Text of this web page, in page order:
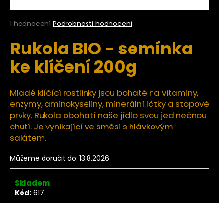
Průměrné
produktu
je
5,0
hvězdiček.
1 hodnocení Podrobnosti hodnocení
Rukola BIO - semínka
ke klíčení 200g
Mladé klíčící rostlinky jsou bohaté na vitaminy,
enzymy, aminokyseliny, minerální látky a stopové
prvky. Rukola obohatí naše jídlo svou jedinečnou
chutí. Je vynikající ve směsi s hlávkovým
salátem.
Můžeme doručit do: 13.8.2026
Skladem
Kód: 617
a
j
t
?
HLEDAT
D
o
p
o